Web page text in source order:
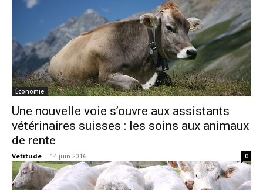
Économie
Une nouvelle voie s’ouvre aux assistants
vétérinaires suisses : les soins aux animaux
de rente
Vetitude - 14 juin 2016 0